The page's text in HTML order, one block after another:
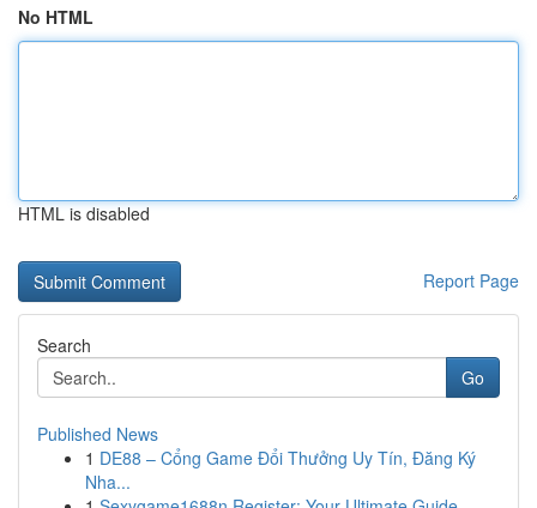
No HTML
HTML is disabled
Report Page
Search
Go
Published News
1 DE88 – Cổng Game Đổi Thưởng Uy Tín, Đăng Ký
Nha...